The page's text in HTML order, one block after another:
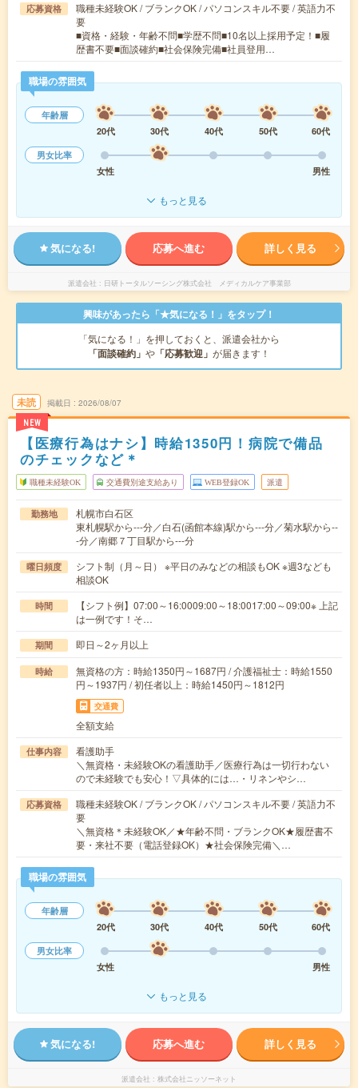
応募資格
職種未経験OK / ブランクOK / パソコンスキル不要 / 英語力不
要
■資格・経験・年齢不問■学歴不問■10名以上採用予定！■履
歴書不要■面談確約■社会保険完備■社員登用…
職場の雰囲気
年齢層
20代
30代 40代 50代
60代
男女比率
女性
男性
もっと見る
気になる! 応募へ進む 詳しく見る
派遣会社 日研トータルソーシング株式会社 メディカルケア事業部
興味があったら「★気になる！」をタップ！
「気になる！」を押しておくと、派遣会社から
「面談確約」 や 「応募歓迎」 が届きます！
未読
NEW
掲載日 2026/08/07
【医療行為はナシ】時給1350円！病院で備品
のチェックなど＊
職種未経験OK 交通費別途支給あり WEB登録OK 派遣
勤務地
札幌市白石区
東札幌駅から---分／白石(函館本線)駅から---分／菊水駅から--
-分／南郷７丁目駅から---分
曜日頻度
シフト制（月～日） ※平日のみなどの相談もOK ※週3なども
相談OK
時間
【シフト例】07:00～16:0009:00～18:0017:00～09:00※ 上記
は一例です！そ…
期間 即日～2ヶ月以上
時給
無資格の方：時給1350円～1687円 / 介護福祉士：時給1550
円～1937円 / 初任者以上：時給1450円～1812円
交通費
全額支給
仕事内容
看護助手
＼無資格・未経験OKの看護助手／医療行為は一切行わない
ので未経験でも安心！▽具体的には…・リネンやシ…
応募資格
職種未経験OK / ブランクOK / パソコンスキル不要 / 英語力不
要
＼無資格＊未経験OK／★年齢不問・ブランクOK★履歴書不
要・来社不要（電話登録OK）★社会保険完備＼…
職場の雰囲気
年齢層
20代
30代 40代 50代
60代
男女比率
女性
男性
もっと見る
気になる! 応募へ進む 詳しく見る
派遣会社 株式会社ニッソーネット